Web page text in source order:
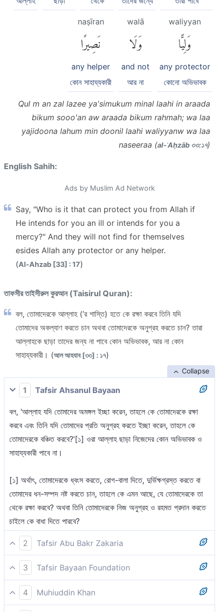
waliyyan
وَلِيًّا
any protector
কোনো অভিভাবক
walā
وَلَا
and not
আর না
naṣīran
نَصِيرًا
any helper
কোন সাহায্যকারী
Qul m an zal lazee ya'simukum minal laahi in araada
bikum sooo'an aw araada bikum rahmah; wa laa
yajidoona lahum min doonil laahi waliyyanw wa laa
naseeraa (al-ʾAḥzāb ৩৩:১৭)
English Sahih:
Ads by Muslim Ad Network
Say, "Who is it that can protect you from Allah if
He intends for you an ill or intends for you a
mercy?" And they will not find for themselves
esides Allah any protector or any helper.
(Al-Ahzab [33] : 17)
তাফসীর তাইসীরুল কুরআন (Taisirul Quran):
বল, তোমাদেরকে আল্লাহ (’র শাস্তি) হতে কে রক্ষা করবে তিনি যদি
তোমাদের অকল্যাণ করতে চান অথবা তোমাদেরকে অনুগ্রহ করতে চান? তারা
আল্লাহকে ছাড়া তাদের জন্য না পাবে কোন অভিভাবক, আর না কোন
সাহায্যকারী। (আল আহযাব [৩৩] : ১৭)
Collapse
1 Tafsir Ahsanul Bayaan
বল, ‘আল্লাহ যদি তোমাদের অমঙ্গল ইচ্ছা করেন, তাহলে কে তোমাদেরকে রক্ষা
করবে এবং তিনি যদি তোমাদের প্রতি অনুগ্রহ করতে ইচ্ছা করেন, তাহলে কে
তোমাদেরকে বঞ্চিত করবে?’[১] ওরা আল্লাহ ছাড়া নিজেদের কোন অভিভাবক ও
সাহায্যকারী পাবে না।
[১] অর্থাৎ, তোমাদেরকে ধ্বংস করতে, রোগ-বালা দিতে, দুর্ভিক্ষগ্রস্ত করতে বা
তোমাদের ধন-সম্পদ নষ্ট করতে চান, তাহলে কে এমন আছে, যে তোমাদেরকে তা
থেকে রক্ষা করবে? অথবা তিনি তোমাদেরকে নিজ অনুগ্রহ ও রহমত প্রদান করতে
চাইলে কে বাধা দিতে পারবে?
2 Tafsir Abu Bakr Zakaria
বলুন 'কে তোমাদেকে আল্লাহ্ থেকে বাধা দান করবে, যদি তিনি তোমাদের অমঙ্গল
ইচ্ছে করেন অথবা তিনি তোমাদেরকে অনুগ্রহ করতে ইচ্ছে করেন?' আর তারা
আল্লাহ্ ছাড়া নিজেদের জন্য কোন অভিভাবক ও সাহায্যকারী পাবে না।
3 Tafsir Bayaan Foundation
বল, ‘আল্লাহ থেকে কে তোমাদেরকে রক্ষা করবে যদি তিনি তোমাদের কোন ক্ষতি
করতে চান? অথবা তিনি তোমাদের রহমত দান করতে ইচ্ছা করেন (কে তোমাদের
4 Muhiuddin Khan